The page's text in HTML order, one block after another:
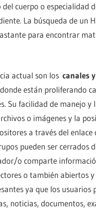
del cuerpo o especialidad
La búsqueda de un
para encontrar
actual son loscanales
donde están proliferando
Su facilidad de manejo y
o imágenes y la
a través del enlace
pueden ser cerrados
o comparte
o también abiertos
ya que los usuarios
noticias, documentos,